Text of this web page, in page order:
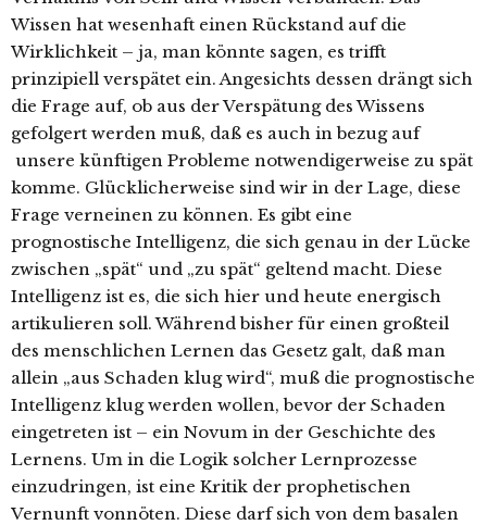
Wissen hat wesenhaft einen Rückstand auf die
Wirklichkeit – ja, man könnte sagen, es trifft
prinzipiell verspätet ein. Angesichts dessen drängt sich
die Frage auf, ob aus der Verspätung des Wissens
gefolgert werden muß, daß es auch in bezug auf
unsere künftigen Probleme notwendigerweise zu spät
komme. Glücklicherweise sind wir in der Lage, diese
Frage verneinen zu können. Es gibt eine
prognostische Intelligenz, die sich genau in der Lücke
zwischen „spät“ und „zu spät“ geltend macht. Diese
Intelligenz ist es, die sich hier und heute energisch
artikulieren soll. Während bisher für einen großteil
des menschlichen Lernen das Gesetz galt, daß man
allein „aus Schaden klug wird“, muß die prognostische
Intelligenz klug werden wollen, bevor der Schaden
eingetreten ist – ein Novum in der Geschichte des
Lernens. Um in die Logik solcher Lernprozesse
einzudringen, ist eine Kritik der prophetischen
Vernunft vonnöten. Diese darf sich von dem basalen